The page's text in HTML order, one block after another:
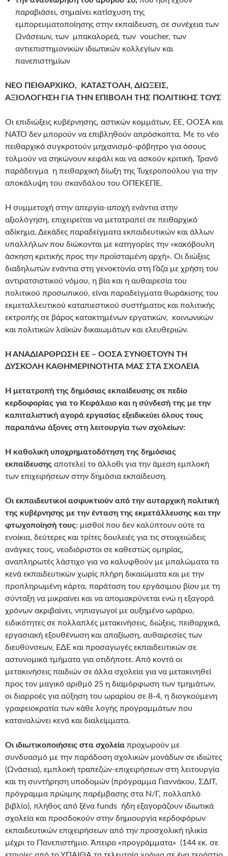
παραβιάσει, σημαίνει κατίσχυση της
εμπορευματοποίησης στην εκπαίδευση, σε συνέχεια των
Ωνάσειων, των μπακαλορεά, των voucher, των
αντιεπιστημονικών ιδιωτικών κολλεγίων και
πανεπιστημίων
ΝΕΟ ΠΕΙΘΑΡΧΙΚΟ, ΚΑΤΑΣΤΟΛΗ, ΔΙΩΞΕΙΣ,
ΑΞΙΟΛΟΓΗΣΗ ΓΙΑ ΤΗΝ ΕΠΙΒΟΛΗ ΤΗΣ ΠΟΛΙΤΙΚΗΣ ΤΟΥΣ
Οι επιδιώξεις κυβέρνησης, αστικών κομμάτων, ΕΕ, ΟΟΣΑ και
ΝΑΤΟ δεν μπορούν να επιβληθούν απρόσκοπτα. Με το νέο
πειθαρχικό συγκροτούν μηχανισμό-φόβητρο για όσους
τολμούν να σηκώνουν κεφάλι και να ασκούν κριτική. Τρανό
παράδειγμα η πειθαρχική δίωξη της Τυχεροπούλου για την
αποκάλυψη του σκανδάλου του ΟΠΕΚΕΠΕ.
Η συμμετοχή στην απεργία-αποχή ενάντια στην
αξιολόγηση, επιχειρείται να μετατραπεί σε πειθαρχικό
αδίκημα. Δεκάδες παραδείγματα εκπαιδευτικών και άλλων
υπαλλήλων που διώκονται με κατηγορίες την «κακόβουλη
άσκηση κριτικής προς την προϊσταμένη αρχή». Οι διώξεις
διαδηλωτών ενάντια στη γενοκτονία στη Γάζα με χρήση του
αντιρατσιστικού νόμου, η βία και η αυθαιρεσία του
πολιτικού προσωπικού, είναι παραδείγματα θωράκισης του
εκμεταλλευτικού καταπιεστικού συστήματος και πολιτικής
εκτροπής σε βάρος κατακτημένων εργατικών, κοινωνικών
και πολιτικών λαϊκών δικαιωμάτων και ελευθεριών.
Η ΑΝΑΔΙΑΡΘΡΩΣΗ ΕΕ – ΟΟΣΑ ΣΥΝΘΕΤΟΥΝ ΤΗ
ΔΥΣΚΟΛΗ ΚΑΘΗΜΕΡΙΝΟΤΗΤΑ ΜΑΣ ΣΤΑ ΣΧΟΛΕΙΑ
Η μετατροπή της δημόσιας εκπαίδευσης σε πεδίο
κερδοφορίας για το Κεφάλαιο και η σύνδεσή της με την
καπιταλιστική αγορά εργασίας εξειδικεύει όλους τους
παραπάνω άξονες στη λειτουργία των σχολείων:
Η καθολική υποχρηματοδότηση της δημόσιας
εκπαίδευσης αποτελεί το άλλοθι για την άμεση εμπλοκή
των επιχειρήσεων στην δημόσια εκπαίδευση.
Οι εκπαιδευτικοί ασφυκτιούν από την αυταρχική πολιτική
της κυβέρνησης με την ένταση της εκμετάλλευσης και την
φτωχοποίησή τους: μισθοί που δεν καλύπτουν ούτε τα
ενοίκια, δεύτερες και τρίτες δουλειές για τις στοιχειώδεις
ανάγκες τους, νεοδιόριστοι σε καθεστώς ομηρίας,
αναπληρωτές λάστιχο για να καλυφθούν με μπαλώματα τα
κενά εκπαιδευτικών χωρίς πλήρη δικαιώματα και με την
προπληρωμένη κάρτα, παράταση του εργάσιμου βίου με τη
σύνταξη να μικραίνει και να απομακρύνεται ενώ η εξαγορά
χρόνων ακριβαίνει, νηπιαγωγοί με αυξημένο ωράριο,
ειδικότητες σε πολλαπλές μετακινήσεις, διώξεις, πειθαρχικά,
εργασιακή εξουθένωση και απαξίωση, αυθαιρεσίες των
διευθύνσεων, ΕΔΕ και προσαγωγές εκπαιδευτικών σε
αστυνομικά τμήματα για οτιδήποτε. Από κοντά οι
μετακινήσεις παιδιών σε άλλα σχολεία για να μετακινηθεί
προς τον μαγικό αριθμό 25 η διαμόρφωση των τμημάτων,
οι διαρροές για αύξηση του ωραρίου σε 8-4, η διογκούμενη
γραφειοκρατία των κάθε λογής προγραμμάτων που
καταναλώνει κενά και διαλείμματα.
Οι ιδιωτικοποιήσεις στα σχολεία προχωρούν με
συνδυασμό με την παράδοση σχολικών μονάδων σε ιδιώτες
(Ωνάσεια), εμπλοκή τραπεζών-επιχειρήσεων στη λειτουργία
και τη συντήρηση υποδομών (πρόγραμμα Γιαννάκου, ΣΔΙΤ,
πρόγραμμα πρώιμης παρέμβασης στα Ν/Γ, πολλαπλό
βιβλίο), πλήθος από ξένα funds ήδη εξαγοράζουν ιδιωτικά
σχολεία και προσδοκούν στην δημιουργία κερδοφόρων
εκπαιδευτικών επιχειρήσεων από την προσχολική ηλικία
μέχρι το Πανεπιστήμιο. Άπειρα «προγράμματα» (144 εκ. σε